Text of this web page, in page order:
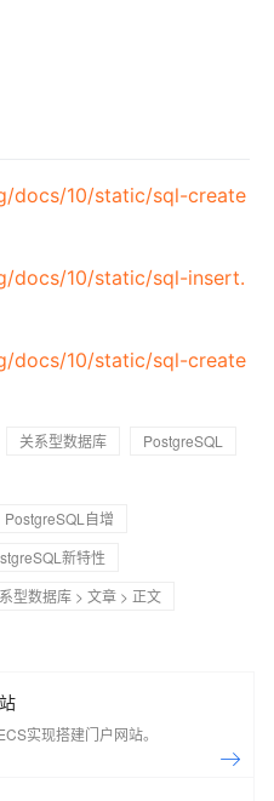
docs/10/static/sql-create
docs/10/static/sql-insert.
docs/10/static/sql-create
关系型数据库
PostgreSQL
PostgreSQL自增
新特性
型数据库 > 文章 > 正文
实现搭建门户网站。